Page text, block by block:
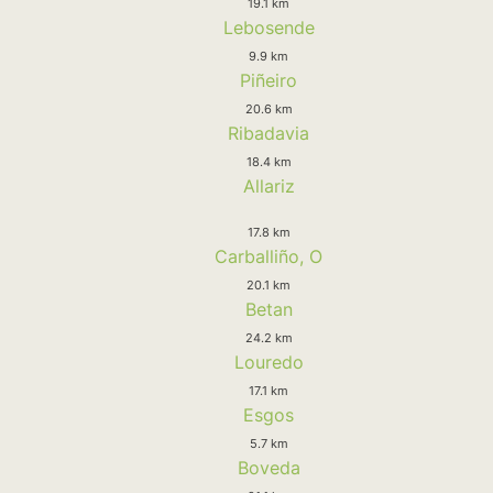
Lebosende
9.9 km
Piñeiro
20.6 km
Ribadavia
18.4 km
Allariz
17.8 km
Carballiño, O
20.1 km
Betan
24.2 km
Louredo
17.1 km
Esgos
5.7 km
Boveda